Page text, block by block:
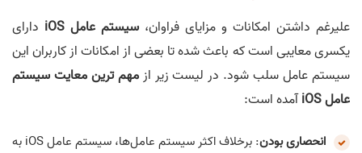
علیرغم داشتن امکانات و مزایای فراوان، سیستم عامل iOS
دارای
یکسری معایبی است که باعث شده تا بعضی از امکانات از کاربران این
سیستم عامل سلب شود. در لیست زیر ازمهم ترین معایت سیستم
عامل iOS
آمده است:
انحصاری بودن
: برخلاف اکثر سیستم عامل‌ها، سیستم عامل iOS به